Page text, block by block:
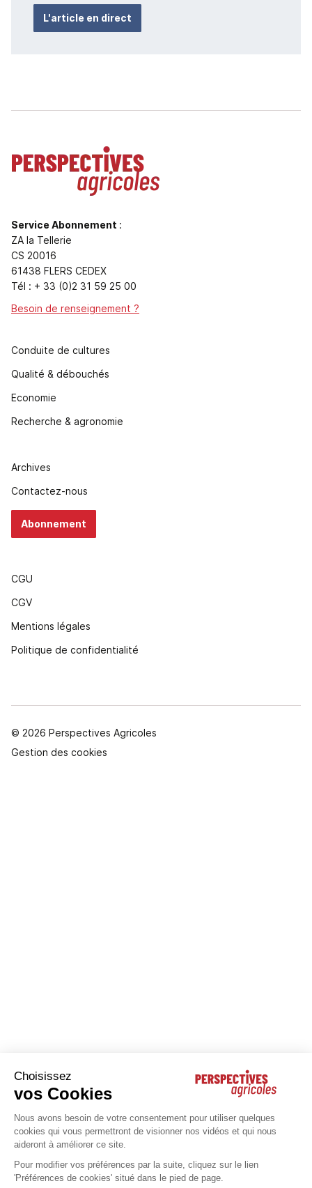
L'article en direct
Service Abonnement :
ZA la Tellerie
CS 20016
61438 FLERS CEDEX
Tél : + 33 (0)2 31 59 25 00
Besoin de renseignement ?
Conduite de cultures
Qualité & débouchés
Economie
Recherche & agronomie
Archives
Contactez-nous
Abonnement
CGU
CGV
Mentions légales
Politique de confidentialité
© 2026 Perspectives Agricoles
Gestion des cookies